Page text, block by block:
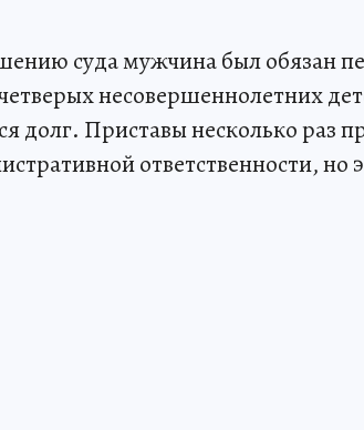
суда мужчина был обязан
несовершеннолетних
долг. Приставы несколько раз
ответственности, но